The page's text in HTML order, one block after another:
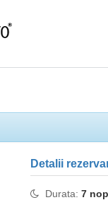
Detalii
Durata: 7